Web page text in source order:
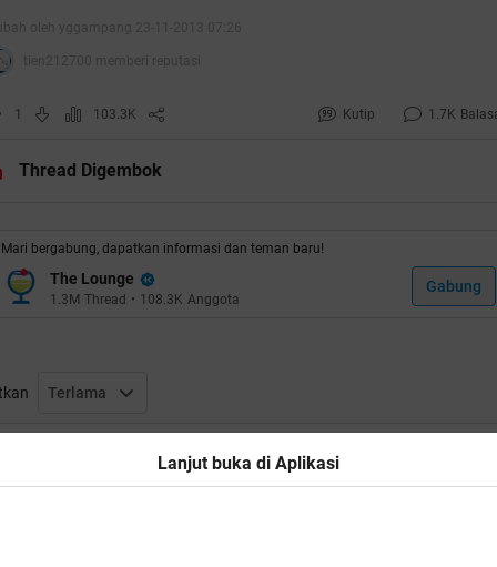
1 103.3K Kutip 1.7K
Thread Digembok
Mari bergabung, dapatkan informasi dan teman baru!
The Lounge
1.3M Thread • 108.3K Anggota
Gabung
Terlama
Thread Digembok
Anda
Lanjut buka di Aplikasi